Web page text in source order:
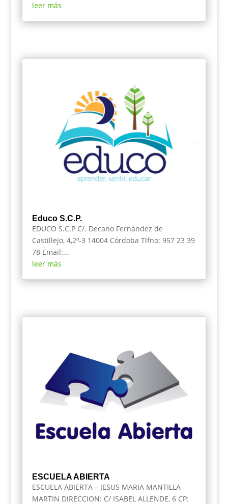
leer más
Educo S.C.P.
EDUCO S.C.P C/. Decano Fernández de
Castillejo, 4,2º-3 14004 Córdoba Tlfno: 957 23 39
78 Email:...
leer más
ESCUELA ABIERTA
ESCUELA ABIERTA – JESUS MARIA MANTILLA
MARTIN DIRECCION: C/ ISABEL ALLENDE, 6 CP: